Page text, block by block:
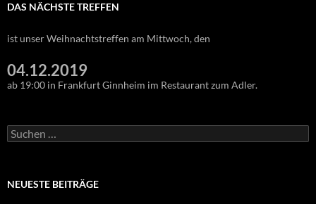
DAS NÄCHSTE TREFFEN
ist unser Weihnachtstreffen am Mittwoch, den
04.12.2019
ab 19:00 in Frankfurt Ginnheim im Restaurant zum Adler.
Suchen
nach:
NEUESTE BEITRÄGE